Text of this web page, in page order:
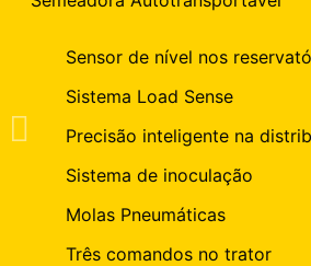
Sensor de nível nos
Sistema Load Sense
Precisão inteligente na
Sistema de inoculação
Molas Pneumáticas
Três comandos no trator